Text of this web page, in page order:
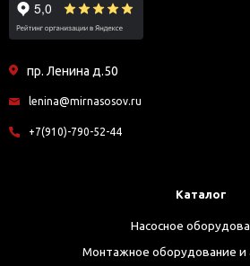
пр. Ленина д.50
lenina@mirnasosov.ru
+7(910)-790-52-44
Каталог
Насосное
Монтажное оборудование и